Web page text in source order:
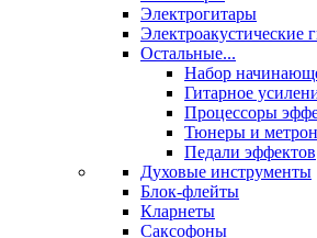
Электрогитары
Электроакустические
Остальные...
Набор
Гитарное
Процессоры
Тюнеры и
Педали эффектов
Духовые инструменты
Блок-флейты
Кларнеты
Саксофоны